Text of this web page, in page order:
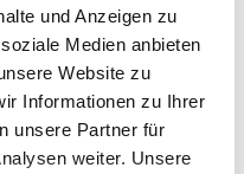
und Anzeigen zu
Medien anbieten
Website zu
Informationen zu Ihrer
unsere Partner für
weiter. Unsere